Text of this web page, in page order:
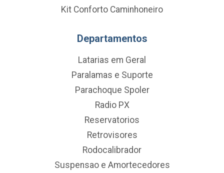
Kit Conforto Caminhoneiro
Departamentos
Latarias em Geral
Paralamas e Suporte
Parachoque Spoler
Radio PX
Reservatorios
Retrovisores
Rodocalibrador
Suspensao e Amortecedores